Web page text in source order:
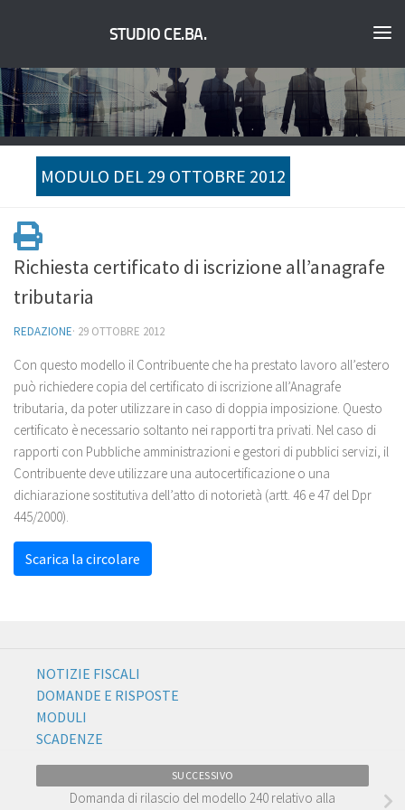
STUDIO CE.BA.
MODULO DEL 29 OTTOBRE 2012
Richiesta certificato di iscrizione all’anagrafe
tributaria
REDAZIONE· 29 OTTOBRE 2012
Con questo modello il Contribuente che ha prestato lavoro all’estero
può richiedere copia del certificato di iscrizione all’Anagrafe
tributaria, da poter utilizzare in caso di doppia imposizione. Questo
certificato è necessario soltanto nei rapporti tra privati. Nel caso di
rapporti con Pubbliche amministrazioni e gestori di pubblici servizi, il
Contribuente deve utilizzare una autocertificazione o una
dichiarazione sostitutiva dell’atto di notorietà (artt. 46 e 47 del Dpr
445/2000).
Scarica la circolare
NOTIZIE FISCALI
DOMANDE E RISPOSTE
MODULI
SCADENZE
SUCCESSIVO
Domanda di rilascio del modello 240 relativo alla